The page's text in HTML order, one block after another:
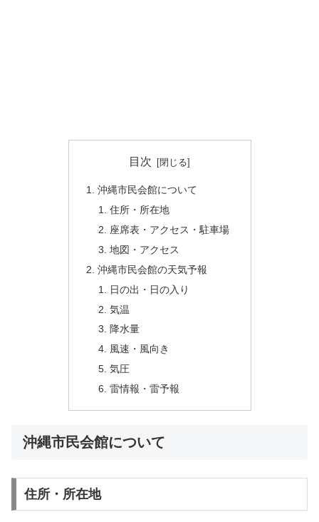
目次
沖縄市民会館について
住所・所在地
座席表・アクセス・駐車場
地図・アクセス
沖縄市民会館の天気予報
日の出・日の入り
気温
降水量
風速・風向き
気圧
雷情報・雷予報
沖縄市民会館について
住所・所在地